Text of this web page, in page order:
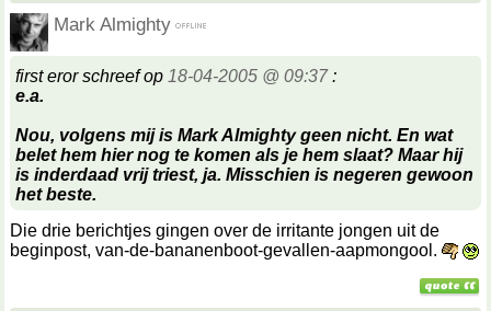
Mark Almighty
first eror schreef op 18-04-2005 @ 09:37:
e.a.
Nou, volgens mij is Mark Almighty geen nicht. En wat
belet hem hier nog te komen als je hem slaat? Maar hij
is inderdaad vrij triest, ja. Misschien is negeren gewoon
het beste.
Die drie berichtjes gingen over de irritante jongen uit de
beginpost, van-de-bananenboot-gevallen-aapmongool.